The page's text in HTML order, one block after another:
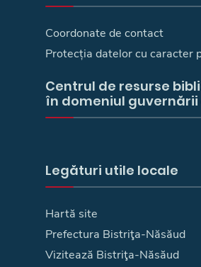
Coordonate de contact
Protecția datelor cu caracter
Centrul de resurse
în domeniul guvernării
Legături utile locale
Hartă site
Prefectura Bistriţa-Năsăud
Vizitează Bistriţa-Năsăud